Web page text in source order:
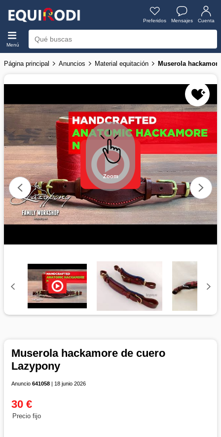
Preferidos Mensajes Cuenta
Menú
Página principal Anuncios Material equitación Muserola
Zoom
Muserola hackamore de cuero
Lazypony
Anuncio 641058 | 18 junio 2026
30 €
Precio fijo